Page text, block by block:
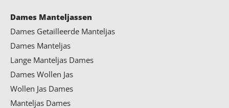
Dames Manteljassen
Dames Getailleerde Manteljas
Dames Manteljas
Lange Manteljas Dames
Dames Wollen Jas
Wollen Jas Dames
Manteljas Dames